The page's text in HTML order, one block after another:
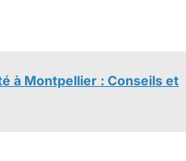
à Montpellier : Conseils et